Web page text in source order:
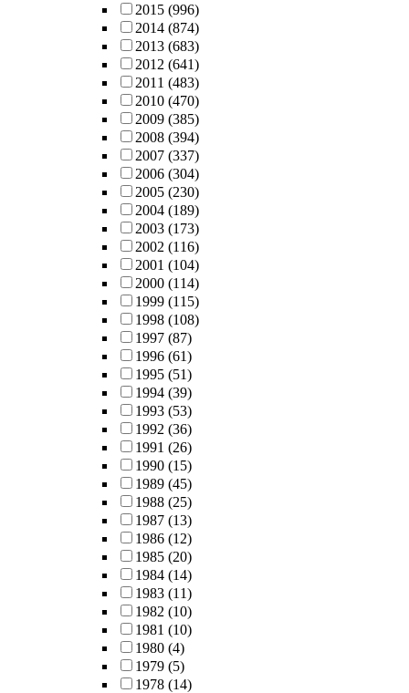
2015 (996)
2014 (874)
2013 (683)
2012 (641)
2011 (483)
2010 (470)
2009 (385)
2008 (394)
2007 (337)
2006 (304)
2005 (230)
2004 (189)
2003 (173)
2002 (116)
2001 (104)
2000 (114)
1999 (115)
1998 (108)
1997 (87)
1996 (61)
1995 (51)
1994 (39)
1993 (53)
1992 (36)
1991 (26)
1990 (15)
1989 (45)
1988 (25)
1987 (13)
1986 (12)
1985 (20)
1984 (14)
1983 (11)
1982 (10)
1981 (10)
1980 (4)
1979 (5)
1978 (14)